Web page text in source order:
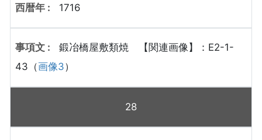
1716
鍛冶橋屋敷類焼 【関連画像】：E2-1-
43（画像3）
28